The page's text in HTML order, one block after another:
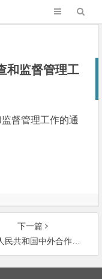
和监督管理工
督管理工作的通
下一篇
国中外合作经营企业法（2000年修正）